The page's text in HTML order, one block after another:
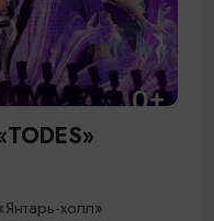
холл»